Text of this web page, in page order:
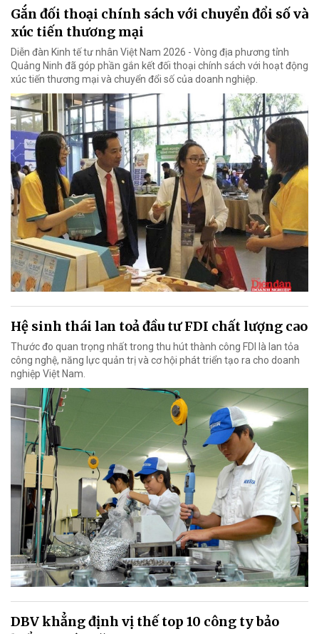
Gắn đối thoại chính sách với chuyển đổi số và
xúc tiến thương mại
Diễn đàn Kinh tế tư nhân Việt Nam 2026 - Vòng địa phương tỉnh
Quảng Ninh đã góp phần gắn kết đối thoại chính sách với hoạt động
xúc tiến thương mại và chuyển đổi số của doanh nghiệp.
Hệ sinh thái lan toả đầu tư FDI chất lượng cao
Thước đo quan trọng nhất trong thu hút thành công FDI là lan tỏa
công nghệ, năng lực quản trị và cơ hội phát triển tạo ra cho doanh
nghiệp Việt Nam.
DBV khẳng định vị thế top 10 công ty bảo